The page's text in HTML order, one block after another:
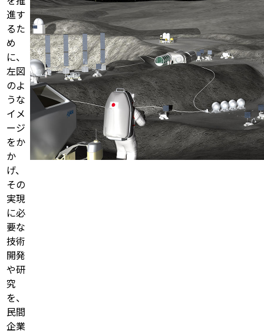
進す
るた
め
に、
左図
のよ
うな
イメ
ージ
をか
か
げ、
その
実現
に必
要な
技術
開発
や研
究
を、
民間
企業